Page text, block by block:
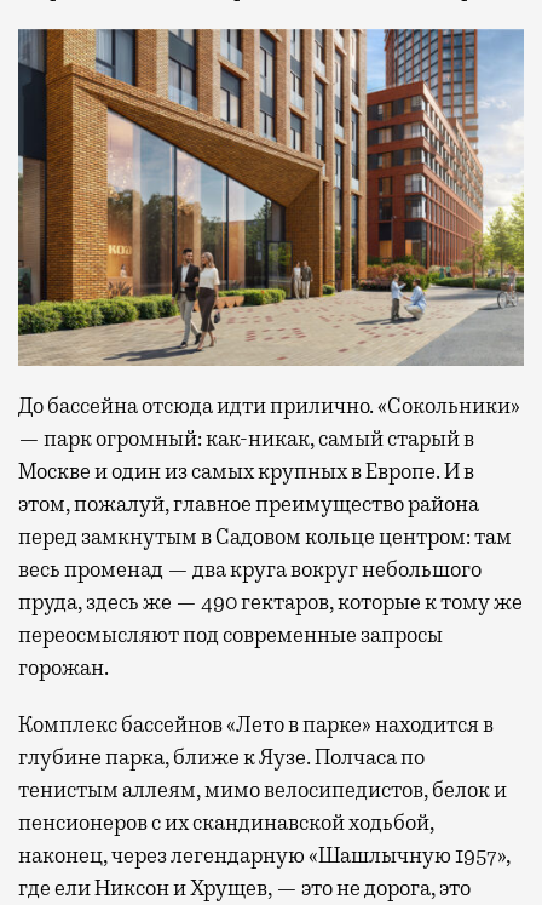
До бассейна отсюда идти прилично. «Сокольники»
— парк огромный: как-никак, самый старый в
Москве и один из самых крупных в Европе. И в
этом, пожалуй, главное преимущество района
перед замкнутым в Садовом кольце центром: там
весь променад — два круга вокруг небольшого
пруда, здесь же — 490 гектаров, которые к тому же
переосмысляют под современные запросы
горожан.
Комплекс бассейнов «Лето в парке» находится в
глубине парка, ближе к Яузе. Полчаса по
тенистым аллеям, мимо велосипедистов, белок и
пенсионеров с их скандинавской ходьбой,
наконец, через легендарную «Шашлычную 1957»,
где ели Никсон и Хрущев, — это не дорога, это